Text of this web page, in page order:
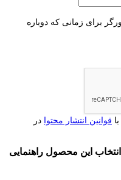
برای زمانی که دوباره
قوانین انتشار محتوا در
این محصول راهنمایی